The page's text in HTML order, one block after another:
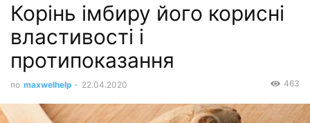
Корінь імбиру його корисні
властивості і
протипоказання
по maxwelhelp - 22.04.2020 463